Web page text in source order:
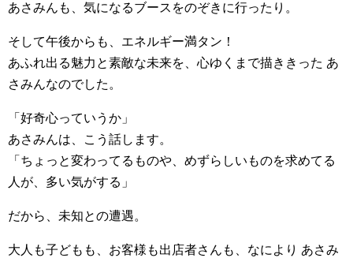
あさみんも、気になるブースをのぞきに行ったり。
そして午後からも、エネルギー満タン！
あふれ出る魅力と素敵な未来を、心ゆくまで描ききった あ
さみんなのでした。
「好奇心っていうか」
あさみんは、こう話します。
「ちょっと変わってるものや、めずらしいものを求めてる
人が、多い気がする」
だから、未知との遭遇。
大人も子どもも、お客様も出店者さんも、なにより あさみ